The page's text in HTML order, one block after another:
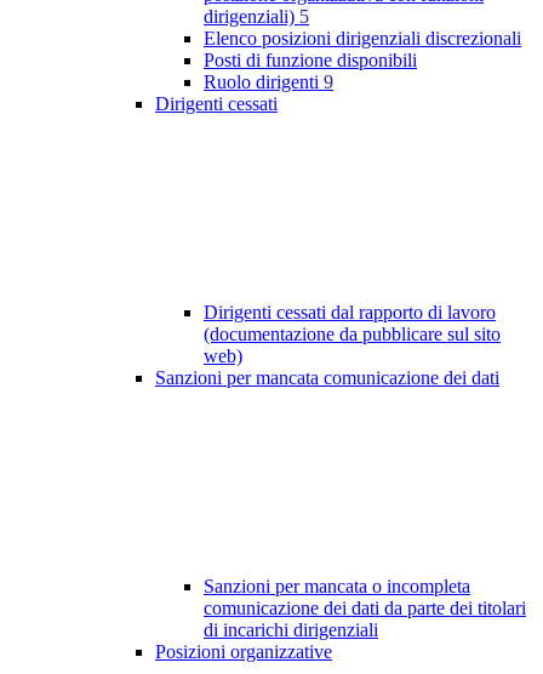
dirigenziali) 5
Elenco posizioni dirigenziali discrezionali
Posti di funzione disponibili
Ruolo dirigenti 9
Dirigenti cessati
Dirigenti cessati dal rapporto di lavoro
(documentazione da pubblicare sul sito
web)
Sanzioni per mancata comunicazione dei dati
Sanzioni per mancata o incompleta
comunicazione dei dati da parte dei titolari
di incarichi dirigenziali
Posizioni organizzative